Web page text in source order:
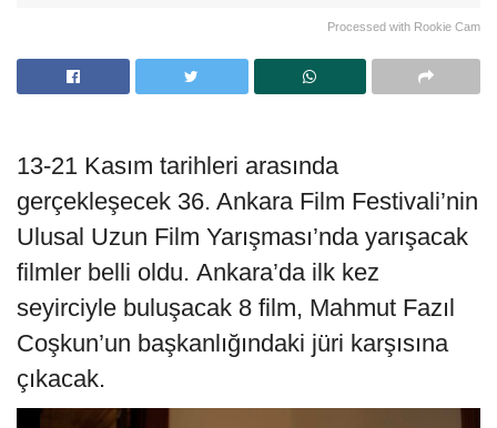
Processed with Rookie Cam
13-21 Kasım tarihleri arasında
gerçekleşecek 36. Ankara Film Festivali’nin
Ulusal Uzun Film Yarışması’nda yarışacak
filmler belli oldu. Ankara’da ilk kez
seyirciyle buluşacak 8 film, Mahmut Fazıl
Coşkun’un başkanlığındaki jüri karşısına
çıkacak.